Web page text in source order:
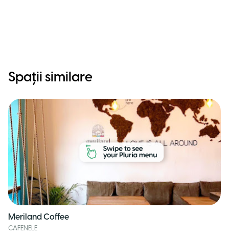
Spații similare
Meriland Coffee
CAFENELE